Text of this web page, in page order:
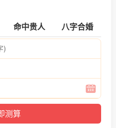
命中贵人 八字合婚